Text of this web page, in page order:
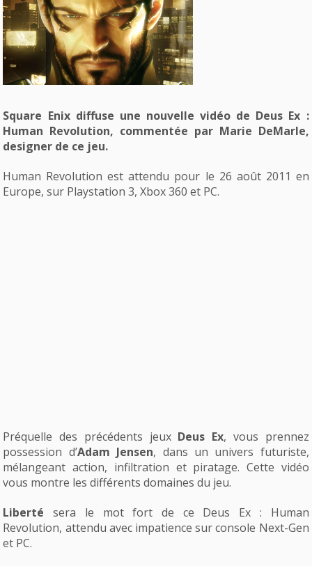
Square Enix diffuse une nouvelle vidéo de Deus Ex :
Human Revolution, commentée par Marie DeMarle,
designer de ce jeu.
Human Revolution est attendu pour le 26 août 2011 en
Europe, sur Playstation 3, Xbox 360 et PC.
Préquelle des précédents jeux Deus Ex, vous prennez
possession d’Adam Jensen, dans un univers futuriste,
mélangeant action, infiltration et piratage. Cette vidéo
vous montre les différents domaines du jeu.
Libertésera le mot fort de ce Deus Ex : Human
Revolution, attendu avec impatience sur console Next-Gen
et PC.